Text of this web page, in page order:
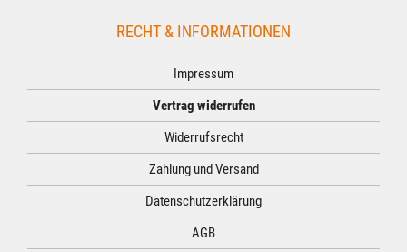
RECHT & INFORMATIONEN
Impressum
Vertrag widerrufen
Widerrufsrecht
Zahlung und Versand
Datenschutzerklärung
AGB